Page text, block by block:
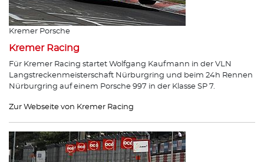
Kremer Porsche
Kremer Racing
Für Kremer Racing startet Wolfgang Kaufmann in der VLN
Langstreckenmeisterschaft Nürburgring und beim 24h Rennen
Nürburgring auf einem Porsche 997 in der Klasse SP 7.
Zur Webseite von Kremer Racing